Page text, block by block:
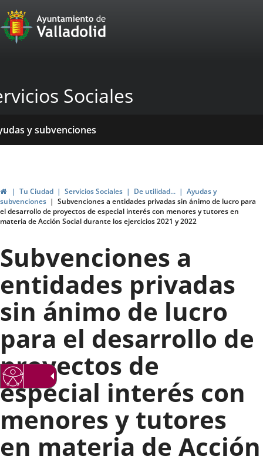
Portal
Web
Ayuntamiento
de
Valladolid
Sociales
y subvenciones
InicioTu Ciudad Servicios Sociales De utilidad...
Ayudas y
subvenciones
Subvenciones a entidades privadas sin ánimo de lucro para
el desarrollo de proyectos de especial interés con menores y tutores en
materia de Acción Social durante los ejercicios 2021 y 2022
Subvenciones a
entidades privadas
sin ánimo de lucro
para el desarrollo de
proyectos de
especial interés con
menores y tutores
en materia de Acción